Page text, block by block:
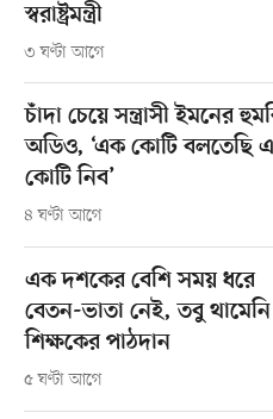
স্বরাষ্ট্রমন্ত্রী
৩ ঘণ্টা আগে
চাঁদা চেয়ে সন্ত্রাসী ইমনের
অডিও, ‘এক কোটি বলতেছি
কোটি নিব’
৪ ঘণ্টা আগে
এক দশকের বেশি সময় ধরে
বেতন-ভাতা নেই, তবু
শিক্ষকের পাঠদান
৫ ঘণ্টা আগে